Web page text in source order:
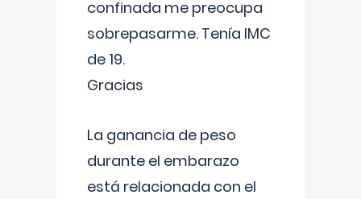
confinada me preocupa
sobrepasarme. Tenía IMC
de 19.
Gracias
La ganancia de peso
durante el embarazo
está relacionada con el